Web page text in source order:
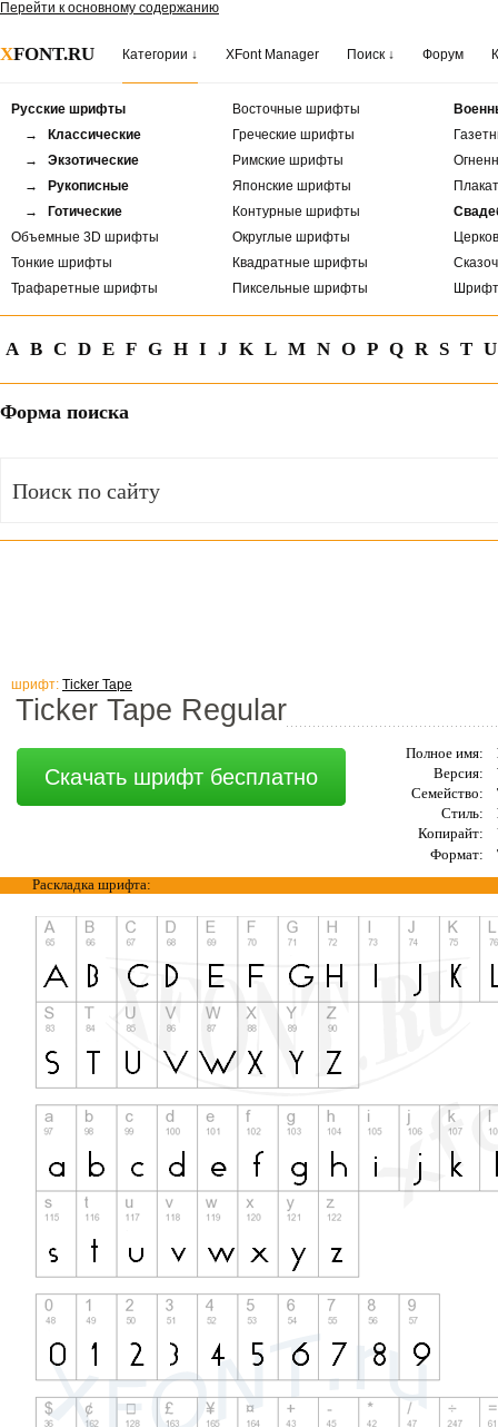
Перейти к основному содержанию
XFONT.RU Категории ↓ XFont Manager Поиск ↓ Форум
Русские шрифты
→ Классические
→ Экзотические
→ Рукописные
→ Готические
Объемные 3D шрифты
Тонкие шрифты
Трафаретные шрифты
Восточные шрифты
Греческие шрифты
Римские шрифты
Японские шрифты
Контурные шрифты
Округлые шрифты
Квадратные шрифты
Пиксельные шрифты
A B C D E F G H I J K L M N O P Q R S T U
Форма поиска
шрифт: Ticker Tape
Ticker Tape Regular
Скачать шрифт бесплатно
Полное имя:
Версия:
Семейство:
Стиль:
Копирайт:
Формат:
Раскладка шрифта: